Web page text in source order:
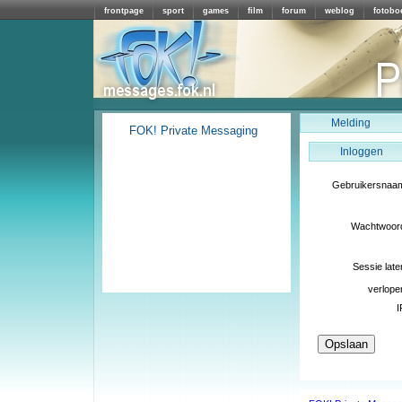
frontpage sport games film forum weblog
Melding
Inloggen
Sessie
FOK! Private Messaging